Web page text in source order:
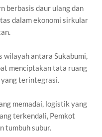
berbasis daur ulang dan
dalam ekonomi sirkular
wilayah antara Sukabumi,
menciptakan tata ruang
yang terintegrasi.
memadai, logistik yang
terkendali, Pemkot
tumbuh subur.